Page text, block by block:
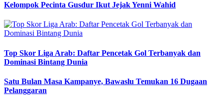
Kelompok Pecinta Gusdur Ikut Jejak Yenni Wahid
Top Skor Liga Arab: Daftar Pencetak Gol Terbanyak dan
Dominasi Bintang Dunia
Satu Bulan Masa Kampanye, Bawaslu Temukan 16 Dugaan
Pelanggaran